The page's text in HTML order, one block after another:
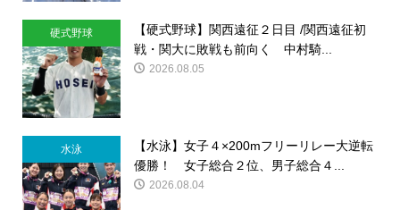
硬式野球
【硬式野球】関西遠征２日目 /関西遠征初
戦・関大に敗戦も前向く 中村騎...
2026.08.05
水泳
【水泳】女子４×200mフリーリレー大逆転
優勝！ 女子総合２位、男子総合４...
2026.08.04